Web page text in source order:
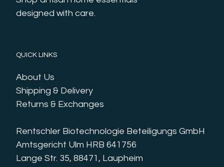
designed with care.
QUICK LINKS
About Us
Shipping & Delivery
Returns & Exchanges
Rentschler Biotechnologie Beteiligungs GmbH
Amtsgericht Ulm HRB 641756
Lange Str. 35, 88471, Laupheim